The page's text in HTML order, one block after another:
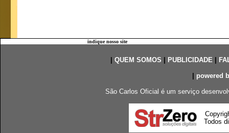
indique nosso site
QUEM SOMOS PUBLICIDADE|
powered
São Carlos Oficial é um serviço
Todos